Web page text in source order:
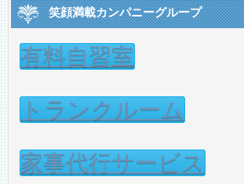
笑顔満載カンパニーグループ
有料自習室
トランクルーム
家事代行サービス